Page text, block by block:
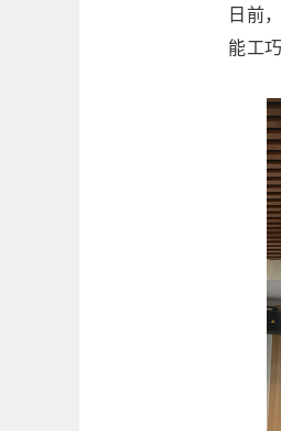
日前
能工